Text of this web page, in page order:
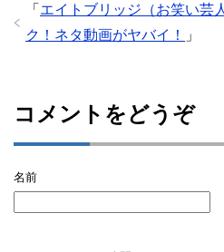
「 エイトブリッジ（お笑い芸
ク！ネタ動画がヤバイ！
」
コメントをどうぞ
名前